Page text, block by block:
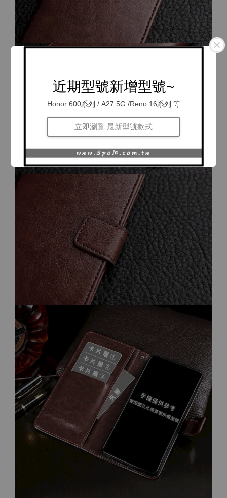
近期型號新增型號~
Honor 600系列 / A27 5G /Reno 16系列.等
立即瀏覽 最新型號款式